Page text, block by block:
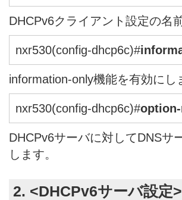
DHCPv6クライアント設定の名
nxr530(config-dhcp6c)#
information-only機能を有効にし
nxr530(config-dhcp6c)#
DHCPv6サーバに対してDNSサ
します。
2. <DHCPv6サーバ設定>